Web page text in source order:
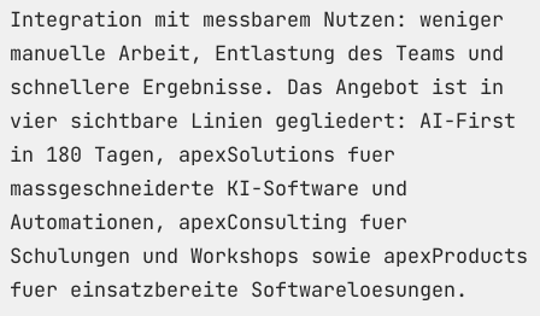
Integration mit messbarem Nutzen: weniger
manuelle Arbeit, Entlastung des Teams und
schnellere Ergebnisse. Das Angebot ist in
vier sichtbare Linien gegliedert: AI-First
in 180 Tagen, apexSolutions fuer
massgeschneiderte KI-Software und
Automationen, apexConsulting fuer
Schulungen und Workshops sowie apexProducts
fuer einsatzbereite Softwareloesungen.